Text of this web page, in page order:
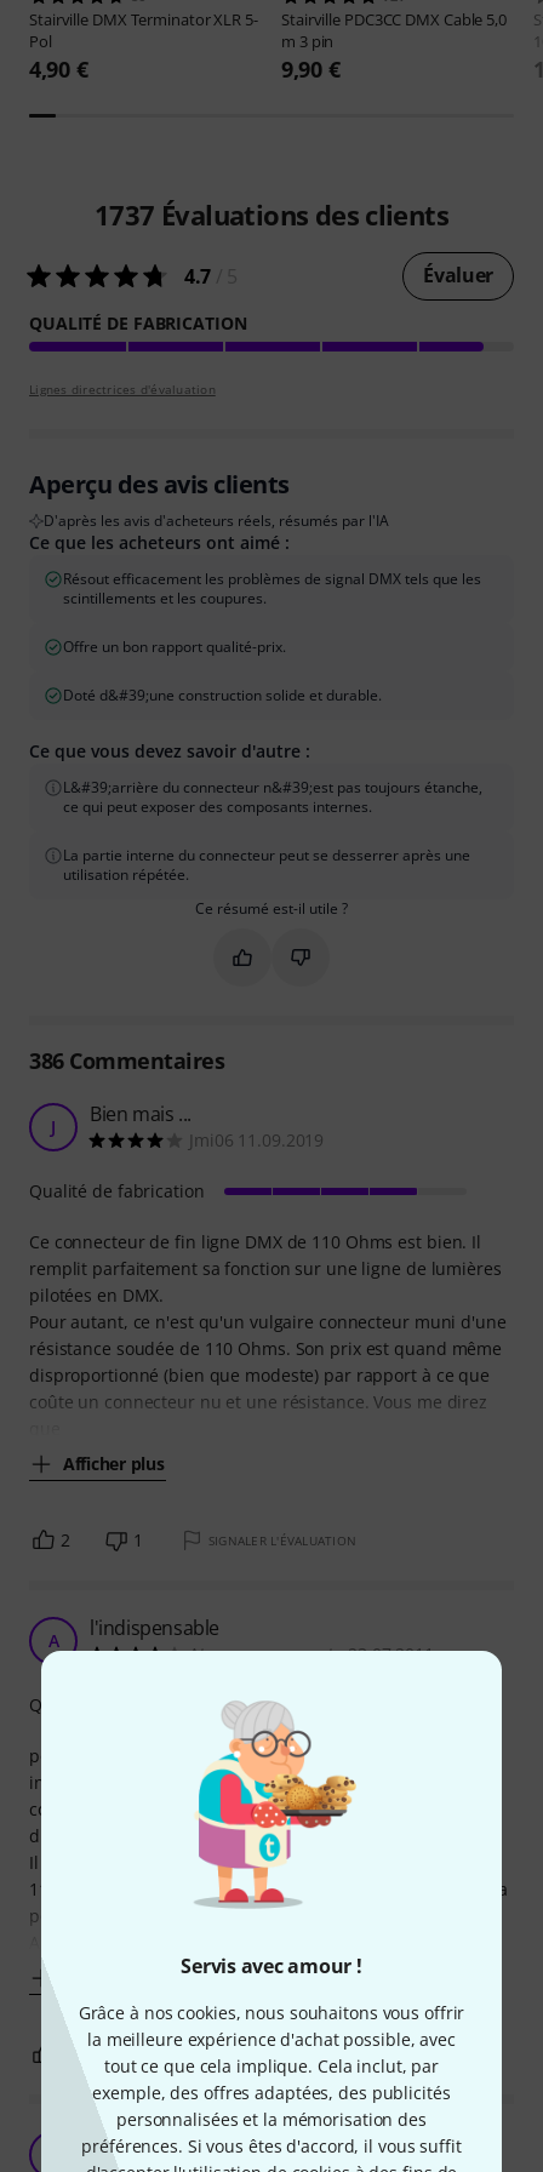
Servis avec amour !
Grâce à nos cookies, nous souhaitons vous offrir
la meilleure expérience d'achat possible, avec
tout ce que cela implique. Cela inclut, par
exemple, des offres adaptées, des publicités
personnalisées et la mémorisation des
préférences. Si vous êtes d'accord, il vous suffit
Stairville DMX Terminator XLR 5-
Pol
4,90 €
Stairville PDC3CC DMX Cable 5,0
m 3 pin
9,90 €
1737 Évaluations des clients
4.7 Évaluer
QUALITÉ DE FABRICATION
Lignes directrices d'évaluation
Aperçu des avis clients
D'après les avis d'acheteurs réels, résumés par l'IA
Ce que les acheteurs ont aimé :
Résout efficacement les problèmes de signal DMX tels que les
scintillements et les coupures.
Offre un bon rapport qualité-prix.
Doté d&#39;une construction solide et durable.
Ce que vous devez savoir d'autre :
L&#39;arrière du connecteur n&#39;est pas toujours étanche,
ce qui peut exposer des composants internes.
La partie interne du connecteur peut se desserrer après une
utilisation répétée.
Ce résumé est-il utile ?
Marquer ce résumé comme utile
Marquer ce résumé comme
386Commentaires
J Bien mais ...
Jmi06 11.09.2019
Ce connecteur de fin ligne DMX de 110 Ohms est bien. Il
remplit parfaitement sa fonction sur une ligne de lumières
pilotées en DMX.
Pour autant, ce n'est qu'un vulgaire connecteur muni d'une
résistance soudée de 110 Ohms. Son prix est quand même
disproportionné (bien que modeste) par rapport à ce que
coûte un connecteur nu et une résistance. Vous me direz
Afficher plus
Qualité de fabrication
2 1 SIGNALER L'ÉVALUATION
A l'indispensable
Atmos-evenements 23.07.2011
pour vos terminaisons de ligne dmx cet accessoire est
indispensable sans lui vos asservis ne fonctionneront pas
comme il faut (perte de signal) si vous les utilisés en mode
dmx ou maitre esclave.
Il comporte une résistance entre le data+ et data- de
110Ohms la norme voudrait une 120Ohms mais cela suffira
pour une installation de taille moyenne.
Qualité de fabrication
SIGNALER L'ÉVALUATION
Avis DMX Endstecker XLR 3-Pol